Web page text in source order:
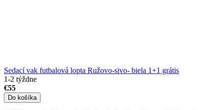
Sedací vak futbalová lopta Ružovo-sivo- biela 1+1 grátis
1-2 týždne
€55
Do košíka